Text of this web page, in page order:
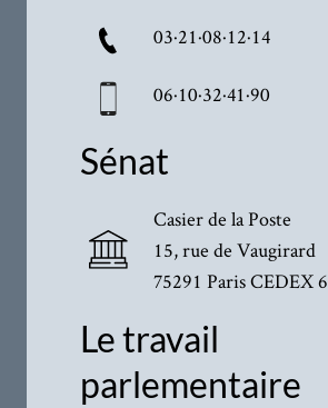
03·21·08·12·14
06·10·32·41·90
Sénat
Casier de la Poste
15, rue de Vaugirard
75291 Paris CEDEX 6
Le travail
parlementaire